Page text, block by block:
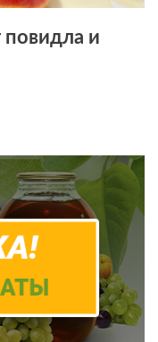
повидла и